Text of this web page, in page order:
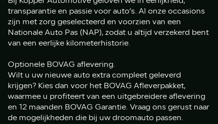
transparantie en passie voor auto’s. Al onze occasions
zijn met zorg geselecteerd en voorzien van een
Nationale Auto Pas (NAP), zodat u altijd verzekerd bent
van een eerlijke kilometerhistorie.
Optionele BOVAG aflevering.
Wilt u uw nieuwe auto extra compleet geleverd
krijgen? Kies dan voor het BOVAG Afleverpakket,
waarmee u profiteert van een uitgebreidere aflevering
en 12 maanden BOVAG Garantie. Vraag ons gerust naar
de mogelijkheden die bij uw droomauto passen.